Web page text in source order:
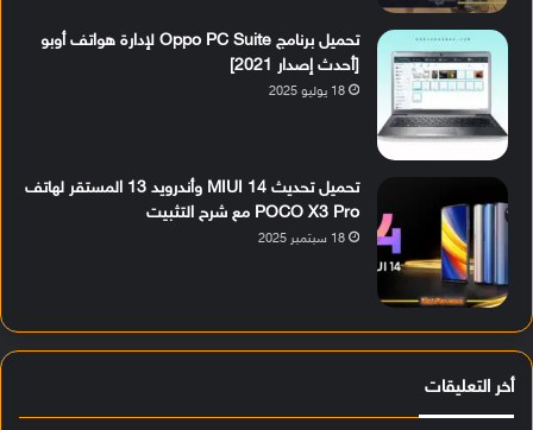
تحميل برنامج Oppo PC Suite لإدارة هواتف أوبو
[أحدث إصدار 2021]
18 يوليو 2025
تحميل تحديث MIUI 14 وأندرويد 13 المستقر لهاتف
POCO X3 Pro مع شرح التثبيت
18 سبتمبر 2025
أخر التعليقات